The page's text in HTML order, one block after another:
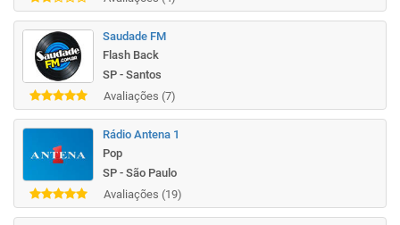
Saudade FM
Flash Back
SP - Santos
Avaliações (7)
Rádio Antena 1
Pop
SP - São Paulo
Avaliações (19)